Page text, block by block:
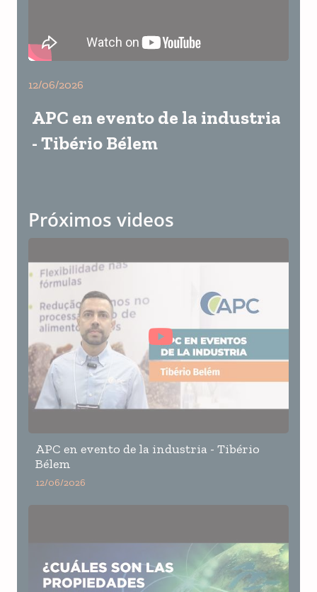
12/06/2026
APC en evento de la industria
- Tibério Bélem
Próximos videos
APC en evento de la industria - Tibério
Bélem
12/06/2026